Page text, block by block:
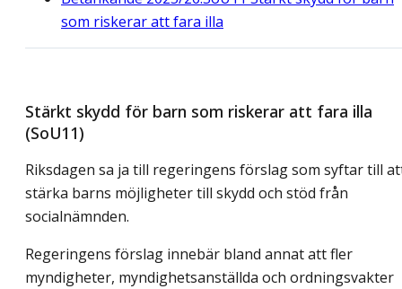
som riskerar att fara illa
Stärkt skydd för barn som riskerar att fara illa
(SoU11)
Riksdagen sa ja till regeringens förslag som syftar till
stärka barns möjligheter till skydd och stöd från
socialnämnden.
Regeringens förslag innebär bland annat att fler
myndigheter, myndighetsanställda och ordningsvakter